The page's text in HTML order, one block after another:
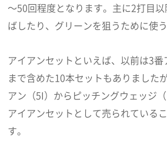
～50回程度となります。主に2打目
ばしたり、グリーンを狙うために使
アイアンセットといえば、以前は3
まで含めた10本セットもありました
アン（5I）からピッチングウェッジ（
アイアンセットとして売られている
す。